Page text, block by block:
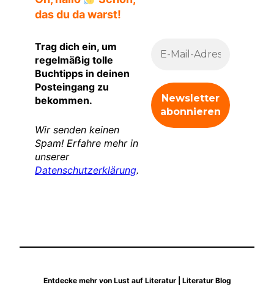
das du da warst!
Trag dich ein, um
regelmäßig tolle
Buchtipps in deinen
Posteingang zu
bekommen.
Wir senden keinen
Spam! Erfahre mehr in
unserer
Datenschutzerklärung.
Entdecke mehr von Lust auf Literatur | Literatur Blog